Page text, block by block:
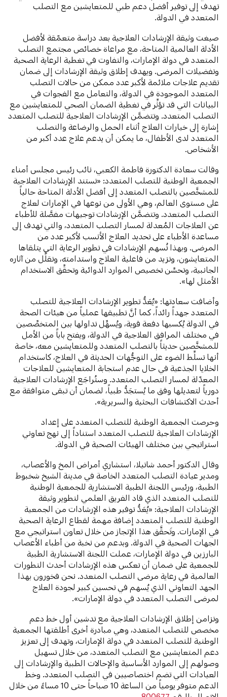
تهدف إلى توفير أفضل دعم طبي للمتعايشين مع التصلب
المتعدد في الدولة.
صيغت وثيقة الإرشادات العلاجية بعد دراسة متعمّقة لأفضل
الأدلة العالمية المتاحة، مع مراعاة خصائص مجتمع التصلب
المتعدد في دولة الإمارات، والتفاوت في تغطية الرعاية الصحية
وتفضيلات المرضى. ويهدف إطلاق وثيقة الإرشادات إلى ضمان
تقديم علاجات ملائمة لأكبر عدد ممكن من حالات التصلب
المتعدد الموجودة في الدولة، والتعامل مع الفجوات في
البيانات التي قد تؤثِّر في تغطية الضمان الصحي للمتعايشين مع
التصلب المتعدد. وتتضمَّن الإرشادات العلاجية للتصلب المتعدد
إشارة إلى خيارات العلاج أثناء الحمل والرضاعة والتصلب
المتعدد لدى الأطفال، ما يمكن أن يدعم علاج عدد أكبر من
الأشخاص.
وقالت سعادة الدكتورة فاطمة الكعبي، نائب رئيس مجلس أمناء
الجمعية الوطنية للتصلب المتعدد: «تستند الإرشادات العلاجية
للمشخَّصين بالتصلب المتعدد إلى أفضل الأدلة المتاحة حالياً
على مستوى العالم، وهي الأولى من نوعها في الإمارات لعلاج
التصلب المتعدد. وتتضمَّن الإرشادات توجيهات مفصَّلة للأطباء
عن العلاجات المُعدلة لمسار التصلب المتعدد، والتي تهدف إلى
مساعدة الأطباء على تحديد العلاج الأنسب لأكبر عدد من
المرضى. وبهذا تُسهم الإرشادات في تطوير الرعاية التي يتلقاها
المتعايشون، وتزيد من فاعلية العلاج واستدامته، وتقلِّل من آثاره
الجانبية، وتحسِّن تخصيص الموارد الدوائية وتحقِّق الاستخدام
الأمثل لها».
وأضافت سعادتها: «يُعَدُّ تطوير الإرشادات العلاجية للتصلب
المتعدد جهداً رائداً، كما أنَّ تطبيقها عملياً من هيئات الصحة
في الدولة يُكسبها دفعة قوية، ويُسهِّل تداولها بين المتخصِّصين
في مختلف المرافق العلاجية في الدولة، ويفتح باباً من الأمل
للمشخَّصين حديثاً بالتصلب المتعدد وللمتعايشين معه، خاصة
أنها تسلِّط الضوء على التوجُّهات الحديثة في العلاج، كاستخدام
الخلايا الجذعية في حال عدم استجابة المتعايشين للعلاجات
المعدّلة لمسار التصلب المتعدد. وستُراجَع الإرشادات العلاجية
دورياً لتعديلها وفق ما يُستجَدُّ طبياً، لضمان أن تبقى متوافقة مع
أحدث الاكتشافات البحثية والسريرية».
وحرصت الجمعية الوطنية للتصلب المتعدد على إعداد
الإرشادات العلاجية للتصلب المتعدد استناداً إلى نهج تعاوني
استراتيجي بين مختلف الهيئات الصحية في الدولة.
وقال الدكتور أحمد شاتيلا، استشاري أمراض المخ والأعصاب،
ومدير عيادة التصلب المتعدد الخاصة في مدينة الشيخ شخبوط
الطبية، ورئيس اللجنة الطبية الاستشارية للجمعية الوطنية
للتصلب المتعدد الذي قاد الفريق العلمي لتطوير وثيقة
الإرشادات العلاجية: «يُعَدُّ توفير هذه الإرشادات من الجمعية
الوطنية للتصلب المتعدد إضافة مهمة لقطاع الرعاية الصحية
في الإمارات. وتَحقَّق هذا الإنجاز من خلال تعاون استراتيجي مع
الجهات الصحية في الدولة. وبدعم من نخبة من أطباء الأعصاب
البارزين في دولة الإمارات، عملت اللجنة الاستشارية الطبية
للجمعية على ضمان أن تعكس هذه الإرشادات أحدث التطورات
العالمية في رعاية مرضى التصلب المتعدد. نحن فخورون بهذا
الجهد التعاوني الذي يُسهم في تحسين كبير لجودة العلاج
لمرضى التصلب المتعدد في دولة الإمارات».
وتزامن إطلاق الإرشادات العلاجية مع تدشين أول خط دعم
مخصص للتصلب المتعدد، وهي مبادرة أخرى أطلقتها الجمعية
الوطنية للتصلب المتعدد في دولة الإمارات، وتهدف إلى تعزيز
دعم المتعايشين مع التصلب المتعدد، من خلال تسهيل
وصولهم إلى الموارد الأساسية والإحالات الطبية والإرشادات إلى
العيادات التي تضم اختصاصيين في التصلب المتعدد. وخط
الدعم متوفر يومياً من الساعة 10 صباحاً حتى 10 مساءً من خلال